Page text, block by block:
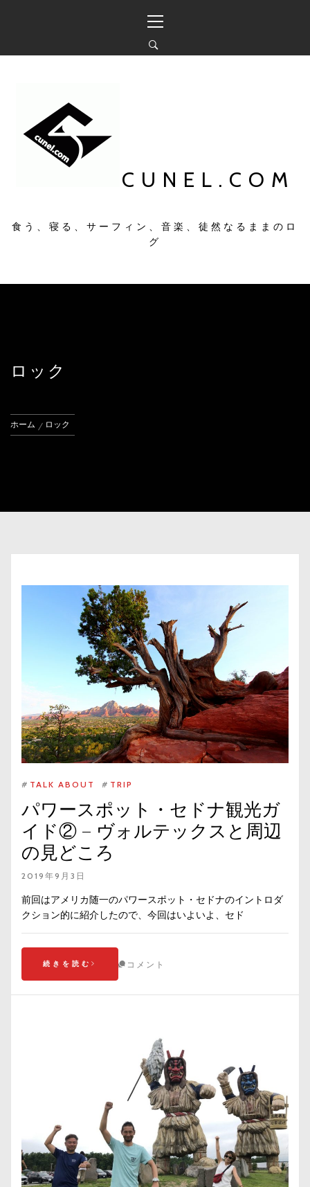
ン
イ
ン
メ
CUNEL.COM
食う、寝る、サーフィン、音楽、徒然なるままのロ
グ
ロック
ホーム ロック
# TALK ABOUT # TRIP
パワースポット・セドナ観光ガ
イド② – ヴォルテックスと周辺
の見どころ
2019年9月3日
前回はアメリカ随一のパワースポット・セドナのイントロダ
クション的に紹介したので、今回はいよいよ、セド
続きを読む コメント